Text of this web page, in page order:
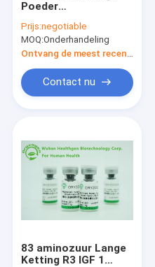
Poeder
Lange Lage
Endotoxin van R3
voor Onderzoek
Prijs:negotiable
MOQ:Onderhandeling
Contact nu
83 aminozuur Lange
Ketting R3 IGF 1